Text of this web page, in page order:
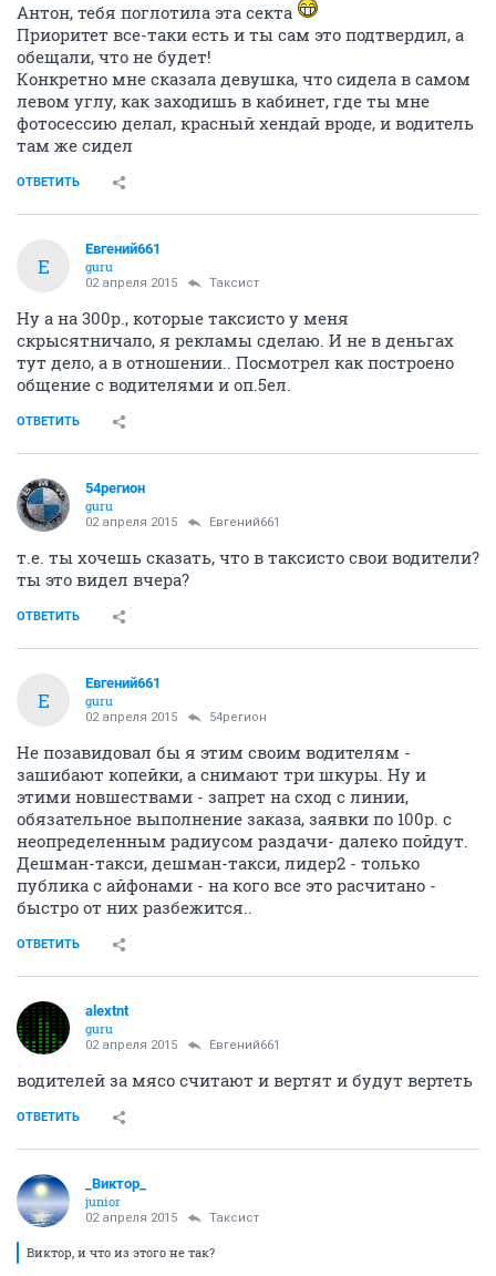
Антон, тебя поглотила эта секта
Приоритет все-таки есть и ты сам это подтвердил, а
обещали, что не будет!
Конкретно мне сказала девушка, что сидела в самом
левом углу, как заходишь в кабинет, где ты мне
фотосессию делал, красный хендай вроде, и водитель
там же сидел
ОТВЕТИТЬ
Е
Евгений661
guru
02 апреля 2015 Таксист
Ну а на 300р., которые таксисто у меня
скрысятничало, я рекламы сделаю. И не в деньгах
тут дело, а в отношении.. Посмотрел как построено
общение с водителями и оп.5ел.
ОТВЕТИТЬ
54регион
guru
02 апреля 2015 Евгений661
т.е. ты хочешь сказать, что в таксисто свои водители?
ты это видел вчера?
ОТВЕТИТЬ
Е
Евгений661
guru
02 апреля 2015 54регион
Не позавидовал бы я этим своим водителям -
зашибают копейки, а снимают три шкуры. Ну и
этими новшествами - запрет на сход с линии,
обязательное выполнение заказа, заявки по 100р. с
неопределенным радиусом раздачи- далеко пойдут.
Дешман-такси, дешман-такси, лидер2 - только
публика с айфонами - на кого все это расчитано -
быстро от них разбежится..
ОТВЕТИТЬ
alextnt
guru
02 апреля 2015 Евгений661
водителей за мясо считают и вертят и будут вертеть
ОТВЕТИТЬ
_Виктор_
juniоr
02 апреля 2015 Таксист
Виктор, и что из этого не так?